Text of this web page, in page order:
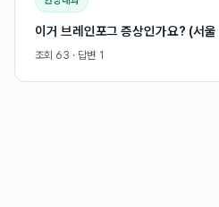
이거 브레인포그 증상인가요? (서
조회 63 · 답변 1